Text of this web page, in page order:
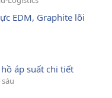
EDM, Graphite lõi
áp suất chi tiết